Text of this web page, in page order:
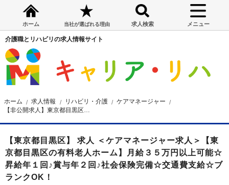
ホーム 当社が選ばれる理由 求人検索 メニュー
介護職とリハビリの求人情報サイト
ホーム 求人情報 リハビリ・介護
ケアマネージャー
【東京都目黒区】 求人 ＜ケアマネージャー求人＞【東
京都目黒区の有料老人ホーム】月給３５万円以上可能☆
昇給年１回♪賞与年２回♪社会保険完備☆交通費支給☆ブ
ランクOK！